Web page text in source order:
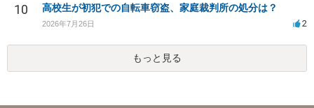
10 高校生が初犯での自転車窃盗、家庭裁判所の処分は？
2026年7月26日 2
もっと見る